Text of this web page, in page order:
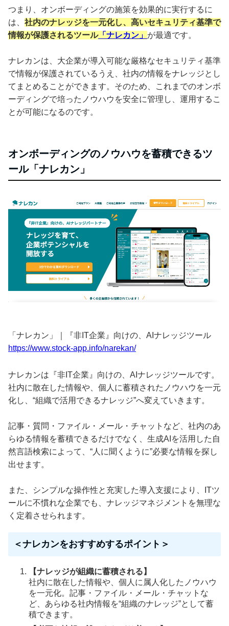
つまり、オンボーディングの施策を効果的に実行するに
は、 社内のナレッジを一元化し、高いセキュリティ基準で
情報が保護されるツール「ナレカン」 が最適です。
ナレカンは、大企業が導入可能な厳格なセキュリティ基準
で情報が保護されているうえ、社内の情報をナレッジとし
てまとめることができます。そのため、これまでのオンボ
ーディングで培ったノウハウを安全に管理し、運用するこ
とが可能になるのです。
オンボーディングのノウハウを蓄積できるツ
ール「ナレカン」
「ナレカン」｜『非IT企業』向けの、AIナレッジツール
https://www.stock-app.info/narekan/
ナレカンは『非IT企業』向けの、AIナレッジツールです。
社内に散在した情報や、個人に蓄積されたノウハウを一元
化し、“組織で活用できるナレッジ”へ変えていきます。
記事・質問・ファイル・メール・チャットなど、社内のあ
らゆる情報を蓄積できるだけでなく、生成AIを活用した自
然言語検索によって、“人に聞くように”必要な情報を探し
出せます。
また、シンプルな操作性と充実した導入支援により、ITツ
ールに不慣れな企業でも、ナレッジマネジメントを無理な
く定着させられます。
＜ナレカンをおすすめするポイント＞
【ナレッジが組織に蓄積される】
社内に散在した情報や、個人に属人化したノウハウ
を一元化。記事・ファイル・メール・チャットな
ど、あらゆる社内情報を“組織のナレッジ”として蓄
積できます。